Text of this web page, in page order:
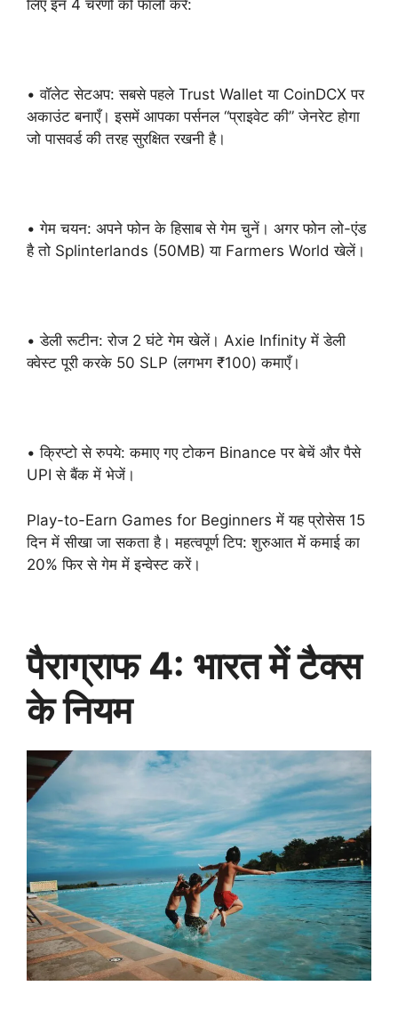
लिए इन 4 चरणों को फॉलो करें:
• वॉलेट सेटअप: सबसे पहले Trust Wallet या CoinDCX पर
अकाउंट बनाएँ। इसमें आपका पर्सनल “प्राइवेट की” जेनरेट होगा
जो पासवर्ड की तरह सुरक्षित रखनी है।
• गेम चयन: अपने फोन के हिसाब से गेम चुनें। अगर फोन लो-एंड
है तो Splinterlands (50MB) या Farmers World खेलें।
• डेली रूटीन: रोज 2 घंटे गेम खेलें। Axie Infinity में डेली
क्वेस्ट पूरी करके 50 SLP (लगभग ₹100) कमाएँ।
• क्रिप्टो से रुपये: कमाए गए टोकन Binance पर बेचें और पैसे
UPI से बैंक में भेजें।
Play-to-Earn Games for Beginners में यह प्रोसेस 15
दिन में सीखा जा सकता है। महत्वपूर्ण टिप: शुरुआत में कमाई का
20% फिर से गेम में इन्वेस्ट करें।
पैराग्राफ 4: भारत में टैक्स
के नियम